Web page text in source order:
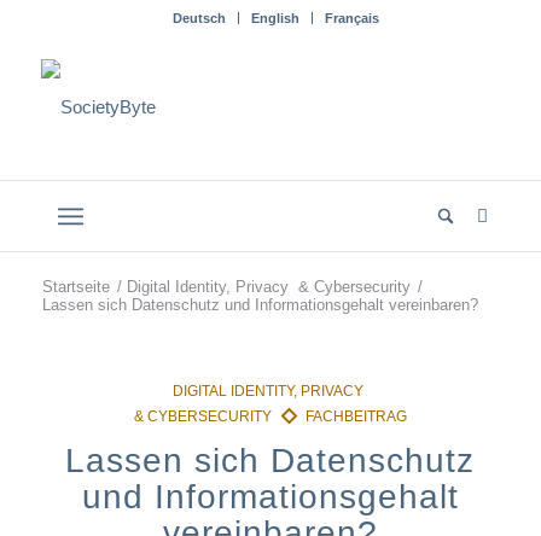
Deutsch English Français
Startseite / Digital Identity, Privacy & Cybersecurity /
Lassen sich Datenschutz und Informationsgehalt vereinbaren?
Lassen sich Datenschutz
und Informationsgehalt